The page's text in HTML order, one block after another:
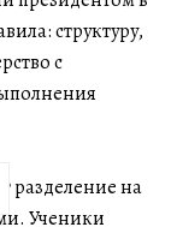
структуру,
с
разделение на
Ученики